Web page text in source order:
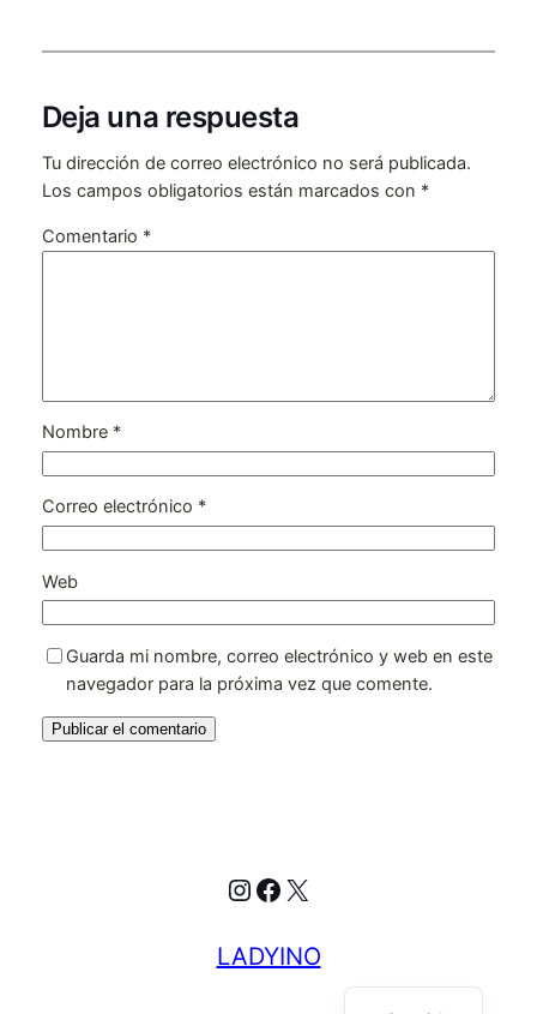
Deja una respuesta
Tu dirección de correo electrónico no será publicada.
Los campos obligatorios están marcados con *
Comentario *
Nombre *
Correo electrónico *
Web
Guarda mi nombre, correo electrónico y web en este
navegador para la próxima vez que comente.
Instagram
Facebook
X
LADYINO